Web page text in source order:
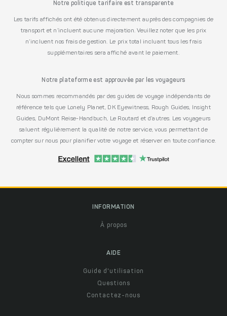
Notre politique tarifaire est transparente
Les tarifs affichés ont été obtenus directement auprès des compagnies de
transport et n’incluent aucune majoration. Veuillez noter que les prix
n’incluent nos frais de gestion. Le prix total incluant tous les frais
supplémentaires sera affiché avant le paiement.
Notre plateforme est approuvée par les voyageurs
Nous sommes recommandés par des guides de voyage indépendants de
référence tels que Lonely Planet, DK Eyewitness, Rough Guides, Insight
Guides, DuMont Reise-Handbuch, Le Routard et d’autres. Les voyageurs
saluent régulièrement la qualité de notre service, vous permettant de
compter sur nous pour planifier votre voyage et réserver en toute confiance.
INFORMATION
À propos
AIDE
Guide d'utilisation
Questions
Contactez-nous